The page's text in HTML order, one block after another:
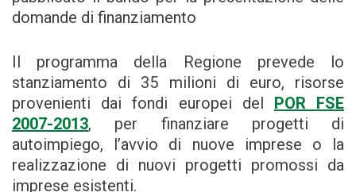
domande di finanziamento
Il programma della Regione prevede lo
stanziamento di 35 milioni di euro, risorse
provenienti dai fondi europei del
POR FSE
2007-2013, per finanziare progetti di
autoimpiego, l’avvio di nuove imprese o la
realizzazione di nuovi progetti promossi da
imprese esistenti.